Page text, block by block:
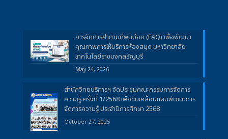
การจัดการคำถามที่พบบ่อย (FAQ) เพื่อพัฒนา
คุณภาพการให้บริการห้องสมุด มหาวิทยาลัย
เทคโนโลยีราชมงคลธัญบุรี
May 24, 2026
สำนักวิทยบริการฯ จัดประชุมคณะกรรมการจัดการ
ความรู้ ครั้งที่ 1/2568 เพื่อขับเคลื่อนแผนพัฒนาการ
จัดการความรู้ ประจำปีการศึกษา 2568
October 27, 2025